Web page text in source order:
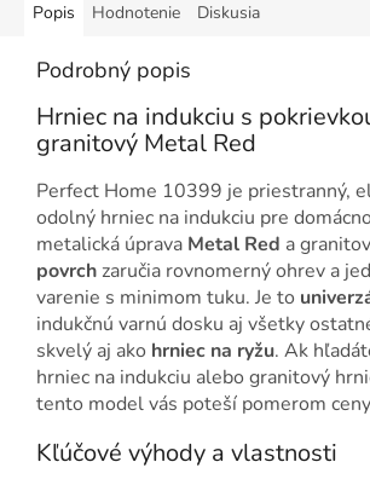
Popis Hodnotenie Diskusia
Podrobný popis
Hrniec na indukciu s
granitový Metal Red
Perfect Home 10399 je priestranný,
odolný hrniec na indukciu pre
metalická úprava Metal Red a
povrch zaručia rovnomerný ohrev a
varenie s minimom tuku. Je to
indukčnú varnú dosku aj všetky
skvelý aj ako hrniec na ryžu. Ak
hrniec na indukciu alebo granitový
tento model vás poteší pomerom
Kľúčové výhody a vlastnosti